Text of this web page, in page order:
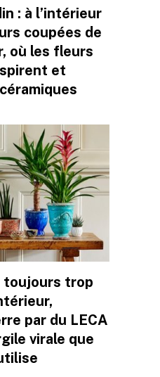
: à l’intérieur
coupées de
où les fleurs
et
toujours trop
par du LECA
virale que